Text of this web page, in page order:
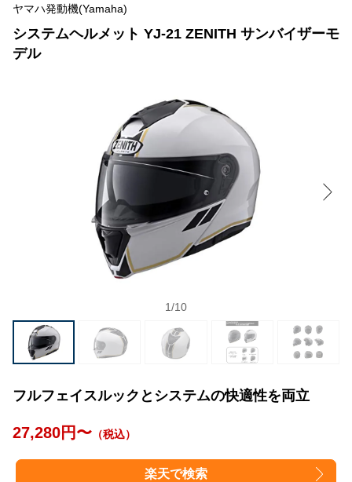
ヤマハ発動機(Yamaha)
システムヘルメット YJ-21 ZENITH サンバイザーモ
デル
1/10
フルフェイスルックとシステムの快適性を両立
27,280円〜 （税込）
楽天で検索